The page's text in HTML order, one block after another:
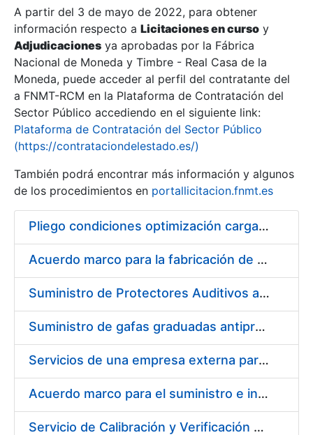
Mostrar/Ocultar
A partir del 3 de mayo de 2022, para obtener
información respecto a Licitaciones en curso y
Adjudicaciones ya aprobadas por la Fábrica
Nacional de Moneda y Timbre - Real Casa de la
Moneda, puede acceder al perfil del contratante del
a FNMT-RCM en la Plataforma de Contratación del
Sector Público accediendo en el siguiente link:
Plataforma de Contratación del Sector Público
(https://contrataciondelestado.es/)
También podrá encontrar más información y algunos
de los procedimientos en portallicitacion.fnmt.es
Pliego condiciones optimización cargas compras firmado
Acuerdo marco para la fabricación de piezas
Suministro de Protectores Auditivos a medida para las personas trabajadoras de los Centros de Trabajo de Madrid y Burgos
Suministro de gafas graduadas antiproyecciones para los trabajadores de la FNMT-RCM en los centros de trabajo de Madrid y Burgos
Servicios de una empresa externa para el asesoramiento y resolución de los recursos de alzada que se presentan relacionados con procesos de selección para la FNMT-RCM
Acuerdo marco para el suministro e instalación de persianas, estores y otros complementos
Servicio de Calibración y Verificación Externa de los Equipos de Medición del Servicio de Prevención de la FNMT-RCM